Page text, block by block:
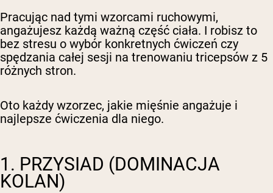
Pracując nad tymi wzorcami ruchowymi,
angażujesz każdą ważną część ciała. I robisz to
bez stresu o wybór konkretnych ćwiczeń czy
spędzania całej sesji na trenowaniu tricepsów z 5
różnych stron.
Oto każdy wzorzec, jakie mięśnie angażuje i
najlepsze ćwiczenia dla niego.
1. PRZYSIAD (DOMINACJA
KOLAN)